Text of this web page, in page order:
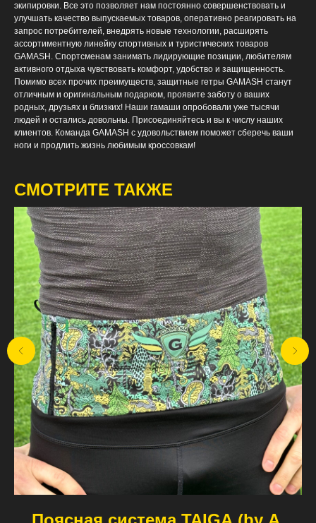
экипировки. Все это позволяет нам постоянно совершенствовать и
улучшать качество выпускаемых товаров, оперативно реагировать на
запрос потребителей, внедрять новые технологии, расширять
ассортиментную линейку спортивных и туристических товаров
GAMASH. Спортсменам занимать лидирующие позиции, любителям
активного отдыха чувствовать комфорт, удобство и защищенность.
Помимо всех прочих преимуществ, защитные гетры GAMASH станут
отличным и оригинальным подарком, проявите заботу о ваших
родных, друзьях и близких! Наши гамаши опробовали уже тысячи
людей и остались довольны. Присоединяйтесь и вы к числу наших
клиентов. Команда GAMASH с удовольствием поможет сберечь ваши
ноги и продлить жизнь любимым кроссовкам!
СМОТРИТЕ ТАКЖЕ